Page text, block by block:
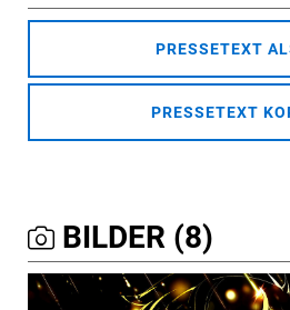
PRESSETEXT
PRESSETEXT
BILDER (8)